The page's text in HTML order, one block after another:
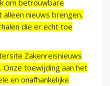
om betrouwbare
nieuws brengen,
die er echt toe
Zakenreisnieuws
toewijding aan het
en onafhankelijke